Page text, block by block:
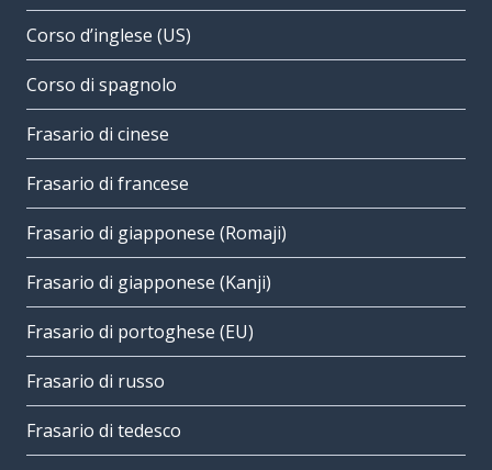
Corso d’inglese (US)
Corso di spagnolo
Frasario di cinese
Frasario di francese
Frasario di giapponese (Romaji)
Frasario di giapponese (Kanji)
Frasario di portoghese (EU)
Frasario di russo
Frasario di tedesco